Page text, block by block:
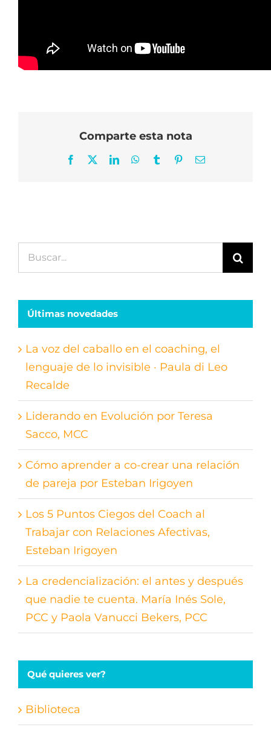
Comparte esta nota
Facebook LinkedInWhatsApp
Tumblr PinterestCorreo
Buscar:
Últimas novedades
La voz del caballo en el coaching, el
lenguaje de lo invisible · Paula di Leo
Recalde
Liderando en Evolución por Teresa
Sacco, MCC
Cómo aprender a co-crear una relación
de pareja por Esteban Irigoyen
Los 5 Puntos Ciegos del Coach al
Trabajar con Relaciones Afectivas,
Esteban Irigoyen
La credencialización: el antes y después
que nadie te cuenta. María Inés Sole,
PCC y Paola Vanucci Bekers, PCC
Qué quieres ver?
Biblioteca